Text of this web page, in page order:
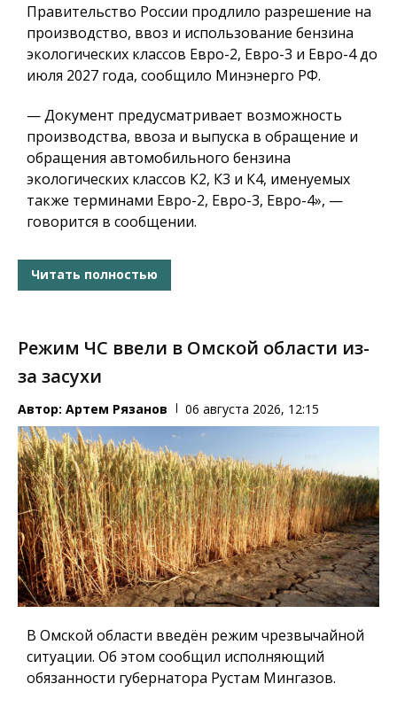
Правительство России продлило разрешение на
производство, ввоз и использование бензина
экологических классов Евро-2, Евро-3 и Евро-4 до
июля 2027 года, сообщило Минэнерго РФ.
— Документ предусматривает возможность
производства, ввоза и выпуска в обращение и
обращения автомобильного бензина
экологических классов К2, К3 и К4, именуемых
также терминами Евро-2, Евро-3, Евро-4», —
говорится в сообщении.
Читать полностью
Режим ЧС ввели в Омской области из-
за засухи
Автор: Артем Рязанов 06 августа 2026, 12:15
В Омской области введён режим чрезвычайной
ситуации. Об этом сообщил исполняющий
обязанности губернатора Рустам Мингазов.